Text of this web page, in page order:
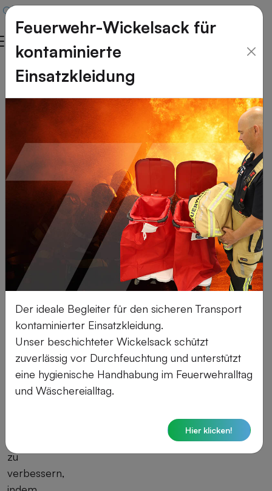
Umfrage
uns
wichtig!
besten
Service
und
die
höchste
Qualität
bieten.
Helfen
Sie
zu
verbessern,
Feuerwehr-Wickelsack für
kontaminierte
Einsatzkleidung
Der ideale Begleiter für den sicheren Transport
kontaminierter Einsatzkleidung.
Unser beschichteter Wickelsack schützt
zuverlässig vor Durchfeuchtung und unterstützt
eine hygienische Handhabung im Feuerwehralltag
und Wäschereialltag.
Hier klicken!